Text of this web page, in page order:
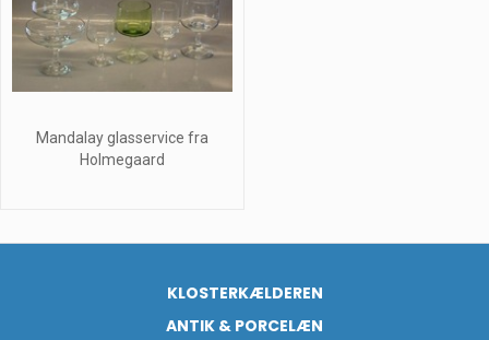
Mandalay glasservice fra
Holmegaard
KLOSTERKÆLDEREN
ANTIK & PORCELÆN